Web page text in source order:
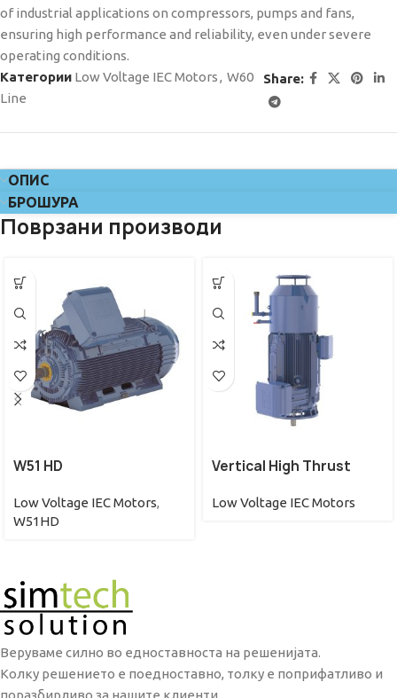
of industrial applications on compressors, pumps and fans,
ensuring high performance and reliability, even under severe
operating conditions.
Категории Low Voltage IEC Motors, W60
Line
Share:
ОПИС
БРОШУРА
Поврзани производи
W51 HD
Low Voltage IEC Motors,
W51HD
Vertical High Thrust
Low Voltage IEC Motors
Веруваме силно во едноставноста на решенијата.
Колку решението е поедноставно, толку е поприфатливо и
поразбирливо за нашите клиенти.